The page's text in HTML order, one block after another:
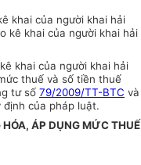
khai của người khai hải
kê khai của người khai hải
khai của người khai hải
thuế và số tiền thuế
tư số 79/2009/TT-BTC và
của pháp luật.
ÁP DỤNG MỨC THUẾ